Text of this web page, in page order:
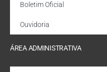
Boletim Oficial
Ouvidoria
ÁREA ADMINISTRATIVA